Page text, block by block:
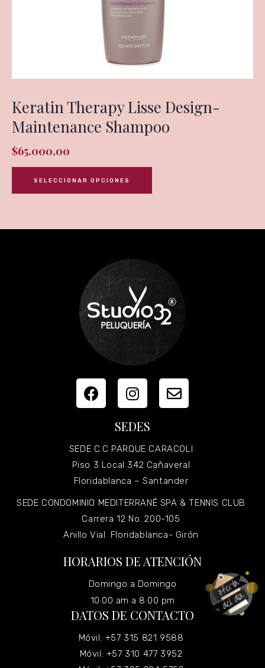
Keratin Therapy Lisse Design-
Maintenance Shampoo
$65.000,00
SELECCIONAR OPCIONES
SEDES
SEDE C.C PARQUE CARACOLI
Piso 3 Local 342 Cañaveral
Floridablanca – Santander
SEDE CONDOMINIO MEDITERRANÉ SPA & TENNIS CLUB
Carrera 12 No. 200-105
Anillo Vial. Floridablanca- Girón
HORARIOS DE ATENCIÓN
Domingo a Domingo
10:00 am a 8:00 pm
DATOS DE CONTACTO
Móvil: +57 315 821 9588
Móvil: +57 310 477 3952